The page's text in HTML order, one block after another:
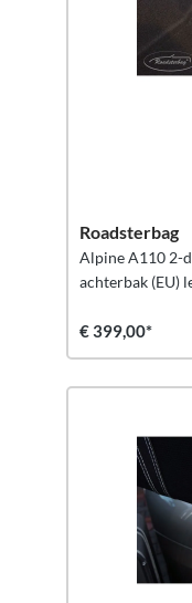
Roadsterbag
Alpine A110 2-
achterbak (EU)
€ 399,00*